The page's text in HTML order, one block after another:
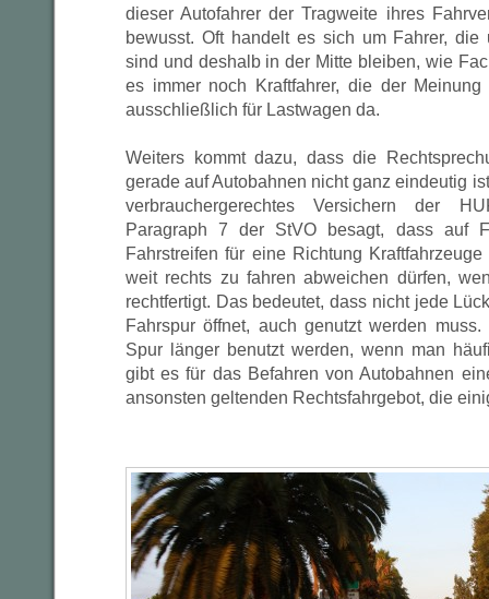
dieser Autofahrer der Tragweite ihres
bewusst. Oft handelt es sich um Fahrer,
sind und deshalb in der Mitte bleiben, wie
es immer noch Kraftfahrer, die der
ausschließlich für Lastwagen da.
Weiters kommt dazu, dass die
gerade auf Autobahnen nicht ganz eindeutig
verbrauchergerechtes Versichern der
Paragraph 7 der StVO besagt, dass auf
Fahrstreifen für eine Richtung
weit rechts zu fahren abweichen dürfen,
rechtfertigt. Das bedeutet, dass nicht jede
Fahrspur öffnet, auch genutzt werden
Spur länger benutzt werden, wenn man
gibt es für das Befahren von Autobahnen
ansonsten geltenden Rechtsfahrgebot, die